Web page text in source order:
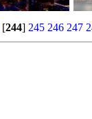
[244] 245 246 247